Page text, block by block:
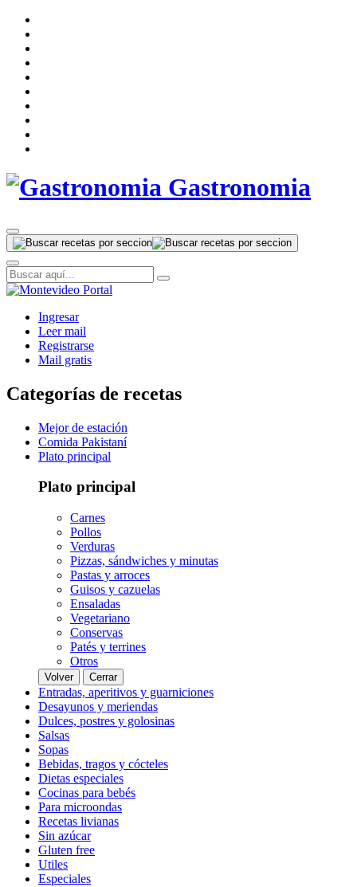
Gastronomia
Ingresar
Leer mail
Registrarse
Mail gratis
Categorías de recetas
Mejor de estación
Comida Pakistaní
Plato principal
Plato principal
Carnes
Pollos
Verduras
Pizzas, sándwiches y minutas
Pastas y arroces
Guisos y cazuelas
Ensaladas
Vegetariano
Conservas
Patés y terrines
Otros
Volver Cerrar
Entradas, aperitivos y guarniciones
Desayunos y meriendas
Dulces, postres y golosinas
Salsas
Sopas
Bebidas, tragos y cócteles
Dietas especiales
Cocinas para bebés
Para microondas
Recetas livianas
Sin azúcar
Gluten free
Utiles
Especiales